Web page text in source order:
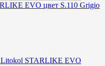
EVO цвет S.110 Grigio